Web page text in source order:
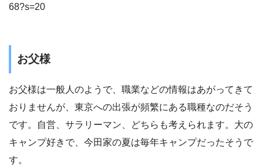
68?s=20
お父様
お父様は一般人のようで、職業などの情報はあがってきて
おりませんが、東京への出張が頻繁にある職種なのだそう
です。自営、サラリーマン、どちらも考えられます。大の
キャンプ好きで、今田家の夏は毎年キャンプだったそうで
す。